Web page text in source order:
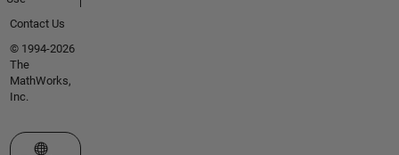
Contact Us
© 1994-2026
The
MathWorks,
Inc.
Select a Web Site